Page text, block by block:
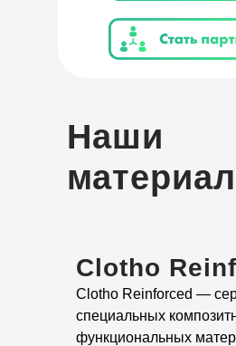
Наши
Clotho
Clotho Reinforced —
специальных
функциональных